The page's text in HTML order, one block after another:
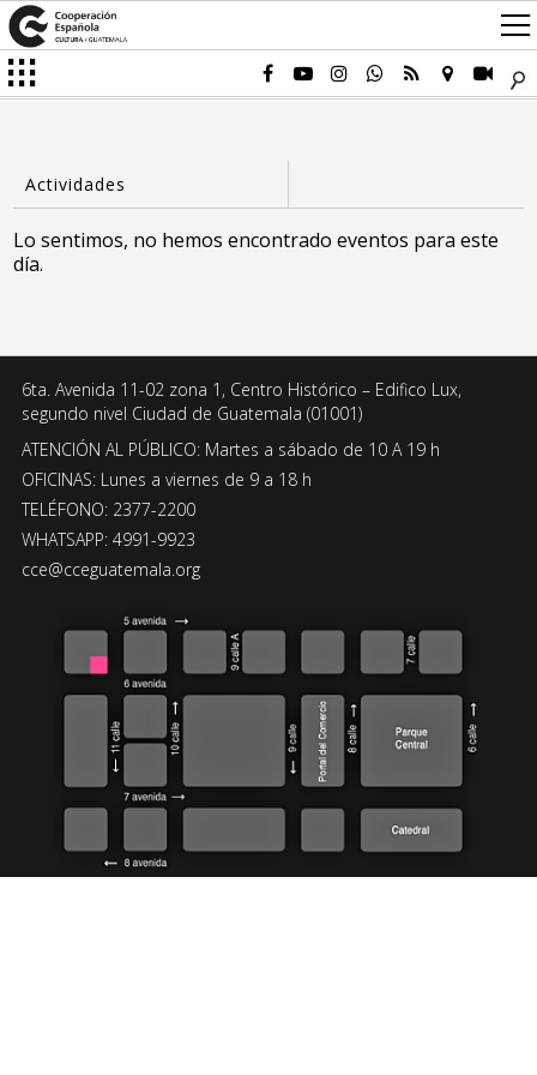
Lo sentimos, no hemos encontrado eventos para este
día.
6ta. Avenida 11-02 zona 1, Centro Histórico – Edifico Lux,
segundo nivel Ciudad de Guatemala (01001)
ATENCIÓN AL PÚBLICO: Martes a sábado de 10 A 19 h
OFICINAS: Lunes a viernes de 9 a 18 h
TELÉFONO: 2377-2200
WHATSAPP: 4991-9923
cce@cceguatemala.org